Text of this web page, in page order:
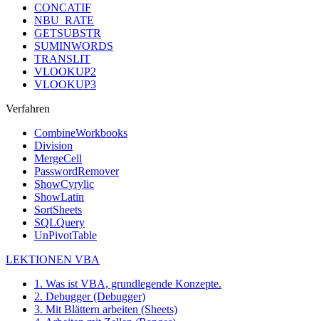
CONCATIF
NBU_RATE
GETSUBSTR
SUMINWORDS
TRANSLIT
VLOOKUP2
VLOOKUP3
Verfahren
CombineWorkbooks
Division
MergeCell
PasswordRemover
ShowCyrylic
ShowLatin
SortSheets
SQLQuery
UnPivotTable
LEKTIONEN VBA
1. Was ist VBA, grundlegende Konzepte.
2. Debugger (Debugger)
3. Mit Blättern arbeiten (Sheets)